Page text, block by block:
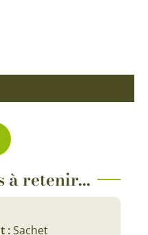
retenir...
:Sachet